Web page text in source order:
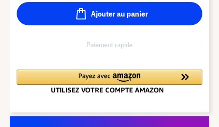
Ajouter au panier
Paiement rapide